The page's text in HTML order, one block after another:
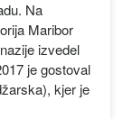
Na
Maribor
izvedel
je gostoval
kjer je